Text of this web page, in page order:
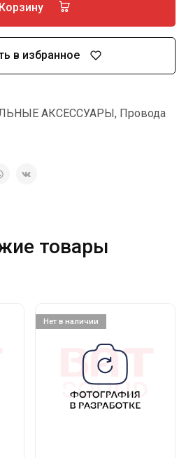
в избранное
АКСЕССУАРЫ, Провода
товары
Нет в наличии